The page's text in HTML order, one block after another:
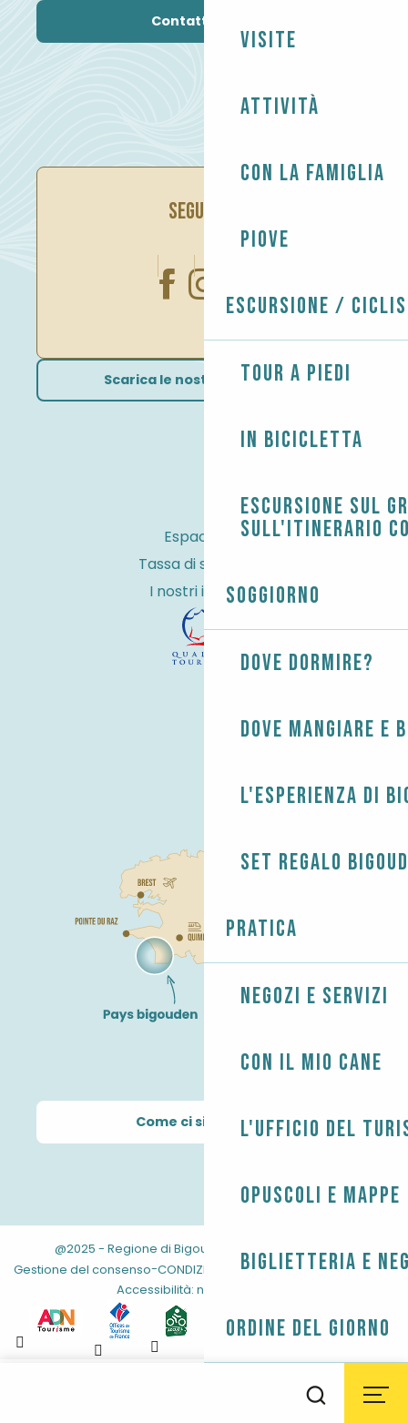
Visite
Attività
Con la famiglia
Piove
Escursione /
Tour a piedi
In bicicletta
Escursione sul
sull'itinerario
Soggiorno
Dove dormire?
Dove mangiare e
L'esperienza di
Set regalo
Pratica
Negozi e servizi
Con il mio cane
L'Ufficio del
Opuscoli e mappe
Biglietteria e
Ordine del giorno
Contattateci
SEGUITECI
Scarica le nostre brochure
Espace Pro
Tassa di soggiorno
I nostri impegni
Come ci si arriva?
@2025 - Regione di Bigouden Informazioni legali
Gestione del consenso-CONDIZIONI GENERALI -Mappa del sito -
Accessibilità: non conforme